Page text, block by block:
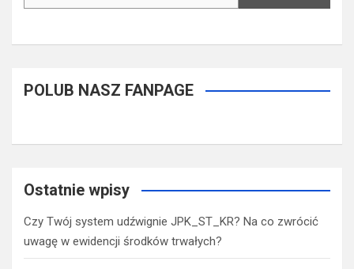
POLUB NASZ FANPAGE
Ostatnie wpisy
Czy Twój system udźwignie JPK_ST_KR? Na co zwrócić
uwagę w ewidencji środków trwałych?